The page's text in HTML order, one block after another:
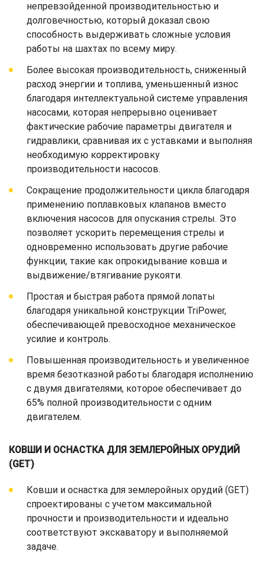
непревзойденной производительностью и
долговечностью, который доказал свою
способность выдерживать сложные условия
работы на шахтах по всему миру.
Более высокая производительность, сниженный
расход энергии и топлива, уменьшенный износ
благодаря интеллектуальной системе управления
насосами, которая непрерывно оценивает
фактические рабочие параметры двигателя и
гидравлики, сравнивая их с уставками и выполняя
необходимую корректировку
производительности насосов.
Сокращение продолжительности цикла благодаря
применению поплавковых клапанов вместо
включения насосов для опускания стрелы. Это
позволяет ускорить перемещения стрелы и
одновременно использовать другие рабочие
функции, такие как опрокидывание ковша и
выдвижение/втягивание рукояти.
Простая и быстрая работа прямой лопаты
благодаря уникальной конструкции TriPower,
обеспечивающей превосходное механическое
усилие и контроль.
Повышенная производительность и увеличенное
время безотказной работы благодаря исполнению
с двумя двигателями, которое обеспечивает до
65% полной производительности с одним
двигателем.
КОВШИ И ОСНАСТКА ДЛЯ ЗЕМЛЕРОЙНЫХ ОРУДИЙ
(GET)
Ковши и оснастка для землеройных орудий (GET)
спроектированы с учетом максимальной
прочности и производительности и идеально
соответствуют экскаватору и выполняемой
задаче.